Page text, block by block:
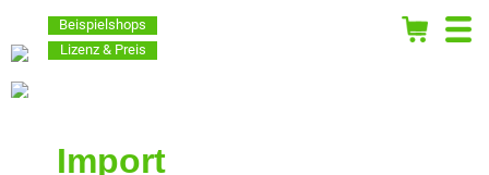
Beispielshops
Lizenz & Preis
Import